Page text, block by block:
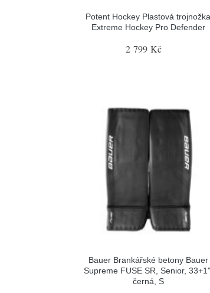
Potent Hockey Plastová trojnožka
Extreme Hockey Pro Defender
2 799 Kč
Bauer Brankářské betony Bauer
Supreme FUSE SR, Senior, 33+1",
černá, S